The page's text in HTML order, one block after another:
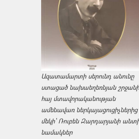
Ազատամարտի սերունդ անունը
ստացած նախաեղեռնյան շրջանի
հայ մտավորականության
ամենավառ ներկայացուցիչներից
մեկի՝ Ռուբեն Զարդարյանի
նամակներ